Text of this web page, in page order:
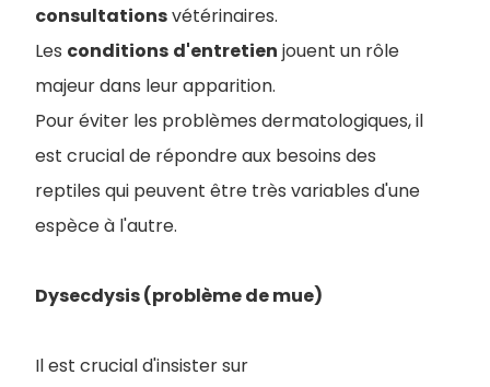
consultationsvétérinaires.
Les conditions d'entretien jouent un rôle
majeur dans leur apparition.
Pour éviter les problèmes dermatologiques, il
est crucial de répondre aux besoins des
reptiles qui peuvent être très variables d'une
espèce à l'autre.
Dysecdysis (problème de mue)
Il est crucial d'insister sur